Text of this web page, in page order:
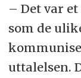
– Det var
som de
uttalelsen.